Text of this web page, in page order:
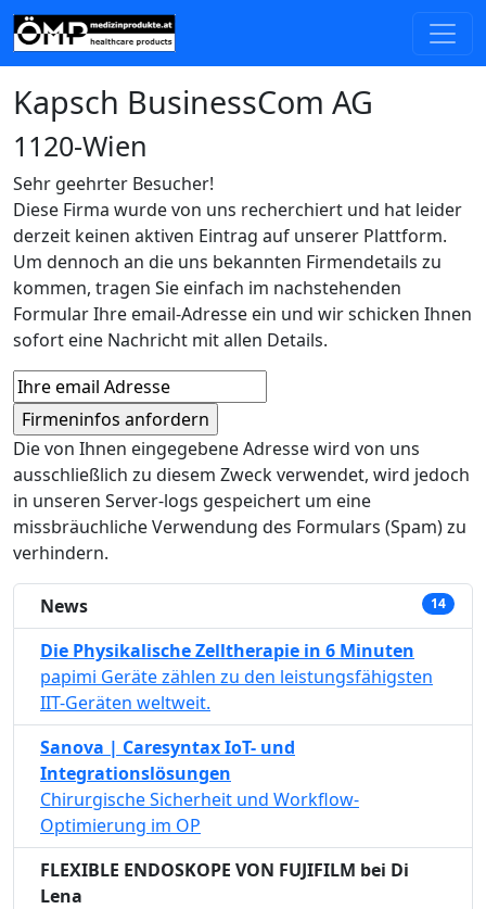
Kapsch BusinessCom AG
1120-Wien
Sehr geehrter Besucher!
Diese Firma wurde von uns recherchiert und hat leider
derzeit keinen aktiven Eintrag auf unserer Plattform.
Um dennoch an die uns bekannten Firmendetails zu
kommen, tragen Sie einfach im nachstehenden
Formular Ihre email-Adresse ein und wir schicken Ihnen
sofort eine Nachricht mit allen Details.
Die von Ihnen eingegebene Adresse wird von uns
ausschließlich zu diesem Zweck verwendet, wird jedoch
in unseren Server-logs gespeichert um eine
missbräuchliche Verwendung des Formulars (Spam) zu
verhindern.
News 14
Die Physikalische Zelltherapie in 6 Minuten
papimi Geräte zählen zu den leistungsfähigsten
IIT-Geräten weltweit.
Sanova | Caresyntax IoT- und
Integrationslösungen
Chirurgische Sicherheit und Workflow-
Optimierung im OP
FLEXIBLE ENDOSKOPE VON FUJIFILM bei Di
Lena